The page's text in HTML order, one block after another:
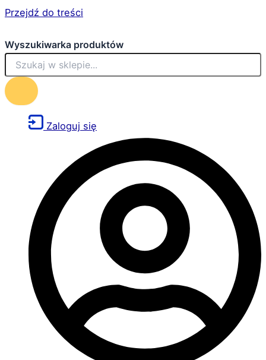
Przejdź do treści
Wyszukiwarka produktów
Zaloguj się